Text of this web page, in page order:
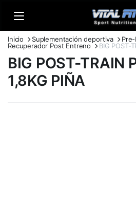
Inicio Suplementación deportiva
Recuperador Post Entreno
BIG POST-
BIG POST-TRAIN
1,8KG PIÑA